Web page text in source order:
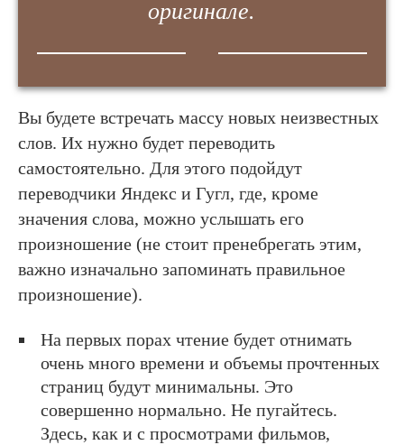
оригинале.
Вы будете встречать массу новых неизвестных
слов. Их нужно будет переводить
самостоятельно. Для этого подойдут
переводчики Яндекс и Гугл, где, кроме
значения слова, можно услышать его
произношение (не стоит пренебрегать этим,
важно изначально запоминать правильное
произношение).
На первых порах чтение будет отнимать
очень много времени и объемы прочтенных
страниц будут минимальны. Это
совершенно нормально. Не пугайтесь.
Здесь, как и с просмотрами фильмов,